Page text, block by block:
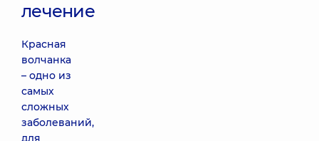
лечение
Красная
волчанка
– одно из
самых
сложных
заболеваний,
для